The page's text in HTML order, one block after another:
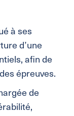
à ses
d’une
afin de
épreuves.
de